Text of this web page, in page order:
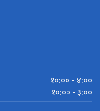
१०:०० - ४:००
१०:०० - ३:००